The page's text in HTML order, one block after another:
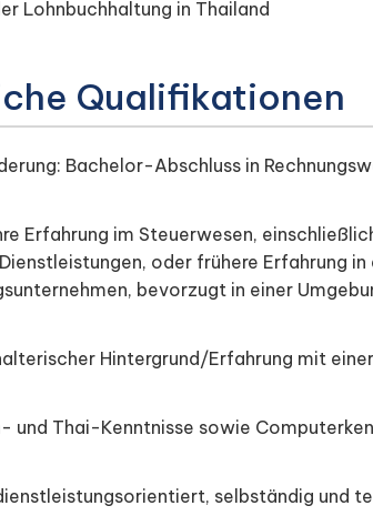
Lohnbuchhaltung in Thailand
Qualifikationen
Bachelor-Abschluss in
Erfahrung im Steuerwesen,
oder frühere Erfahrung
bevorzugt in einer
Hintergrund/Erfahrung mit
und Thai-Kenntnisse sowie
selbständig und